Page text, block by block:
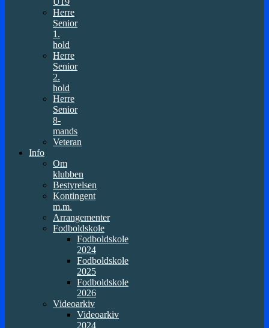
Herre
Senior
1.
hold
Herre
Senior
2.
hold
Herre
Senior
8-
mands
Veteran
Info
Om
klubben
Bestyrelsen
Kontingent
m.m.
Arrangementer
Fodboldskole
Fodboldskole
2024
Fodboldskole
2025
Fodboldskole
2026
Videoarkiv
Videoarkiv
2024